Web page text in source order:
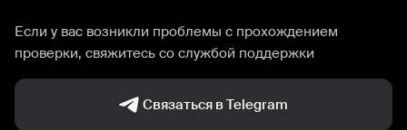
Если у вас возникли проблемы с прохождением
проверки, свяжитесь со службой поддержки
Связаться в Telegram